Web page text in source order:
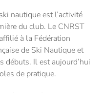
nautique est l’activité
du club. Le CNRST
à la Fédération
de Ski Nautique et
débuts. Il est aujourd’hui
de pratique.